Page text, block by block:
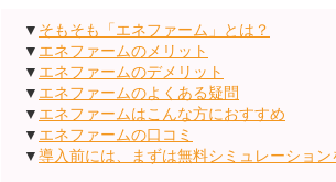
▼ そもそも「エネファーム」とは？
▼ エネファームのメリット
▼ エネファームのデメリット
▼ エネファームのよくある疑問
▼ エネファームはこんな方におすすめ
▼ エネファームの口コミ
▼導入前には、まずは無料シミュレーション